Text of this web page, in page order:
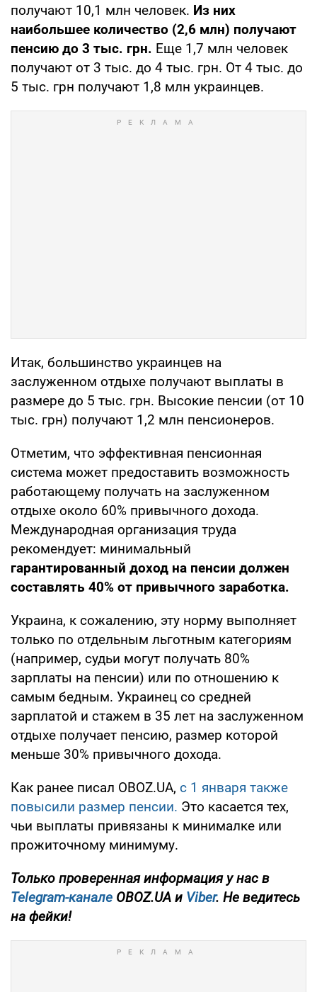
получают 10,1 млн человек. Из них
наибольшее количество (2,6 млн) получают
пенсию до 3 тыс. грн. Еще 1,7 млн человек
получают от 3 тыс. до 4 тыс. грн. От 4 тыс. до
5 тыс. грн получают 1,8 млн украинцев.
Итак, большинство украинцев на
заслуженном отдыхе получают выплаты в
размере до 5 тыс. грн. Высокие пенсии (от 10
тыс. грн) получают 1,2 млн пенсионеров.
Отметим, что эффективная пенсионная
система может предоставить возможность
работающему получать на заслуженном
отдыхе около 60% привычного дохода.
Международная организация труда
рекомендует: минимальный
гарантированный доход на пенсии должен
составлять 40% от привычного заработка.
Украина, к сожалению, эту норму выполняет
только по отдельным льготным категориям
(например, судьи могут получать 80%
зарплаты на пенсии) или по отношению к
самым бедным. Украинец со средней
зарплатой и стажем в 35 лет на заслуженном
отдыхе получает пенсию, размер которой
меньше 30% привычного дохода.
Как ранее писал OBOZ.UA, с 1 января также
повысили размер пенсии. Это касается тех,
чьи выплаты привязаны к минималке или
прожиточному минимуму.
Только проверенная информация у нас в
Telegram-канале OBOZ.UA и Viber. Не ведитесь
на фейки!